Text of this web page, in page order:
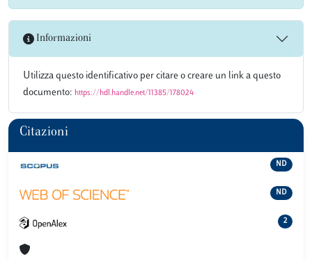
Informazioni
Utilizza questo identificativo per citare o creare un link a questo
documento: https://hdl.handle.net/11385/178024
Citazioni
ND
ND
2